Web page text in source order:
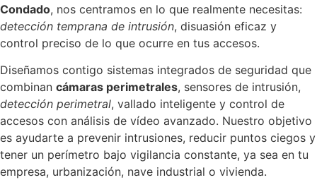
Condado, nos centramos en lo que realmente necesitas:
detección temprana de intrusión, disuasión eficaz y
control preciso de lo que ocurre en tus accesos.
Diseñamos contigo sistemas integrados de seguridad que
combinan cámaras perimetrales, sensores de intrusión,
detección perimetral, vallado inteligente y control de
accesos con análisis de vídeo avanzado. Nuestro objetivo
es ayudarte a prevenir intrusiones, reducir puntos ciegos y
tener un perímetro bajo vigilancia constante, ya sea en tu
empresa, urbanización, nave industrial o vivienda.